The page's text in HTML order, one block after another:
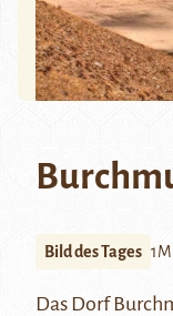
Bild des Tages
Das Dorf